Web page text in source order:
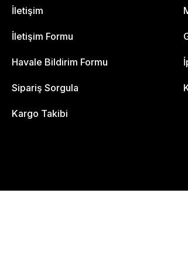
İletişim
İletişim Formu
Havale Bildirim Formu
Sipariş Sorgula
Kargo Takibi